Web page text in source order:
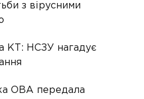
з вірусними
КТ: НСЗУ нагадує
ОВА передала